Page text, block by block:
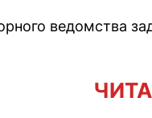
ведомства